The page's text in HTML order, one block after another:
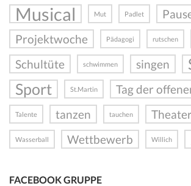
Musical
Mut Padlet
Projektwoche
Pädagogi rutschen
Schultüte schwimmen singen
Sport
St.Martin Tag der
Talente tanzen tauchen Theater
Wasserball Wettbewerb Willich
FACEBOOK GRUPPE